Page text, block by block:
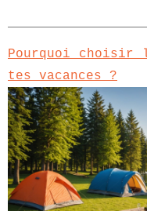
Pourquoi choisir
tes vacances ?